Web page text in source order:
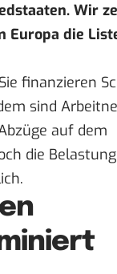
Wir
Europa die
finanzieren
sind
auf dem
die